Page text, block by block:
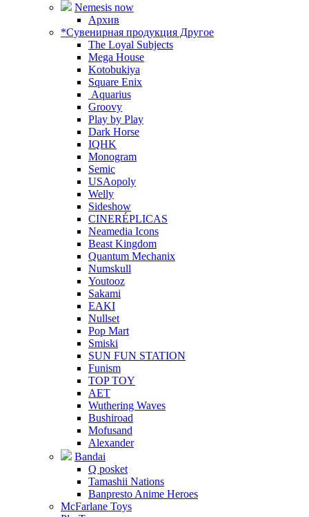
Nemesis now
Архив
*Сувенирная продукция Другое
The Loyal Subjects
Mega House
Kotobukiya
Square Enix
Aquarius
Groovy
Play by Play
Dark Horse
IQHK
Monogram
Semic
USAopoly
Welly
Sideshow
CINERÉPLICAS
Neamedia Icons
Beast Kingdom
Quantum Mechanix
Numskull
Youtooz
Sakami
EAKI
Nullset
Pop Mart
Smiski
SUN FUN STATION
Funism
TOP TOY
AET
Wuthering Waves
Bushiroad
Mofusand
Alexander
Bandai
Q posket
Tamashii Nations
Banpresto Anime Heroes
McFarlane Toys